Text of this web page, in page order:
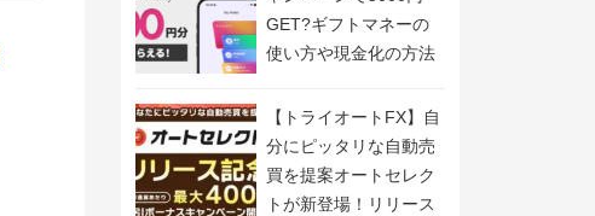
GET?ギフトマネーの
使い方や現金化の方法
【トライオートFX】自
分にピッタリな自動売
買を提案オートセレク
トが新登場！リリース